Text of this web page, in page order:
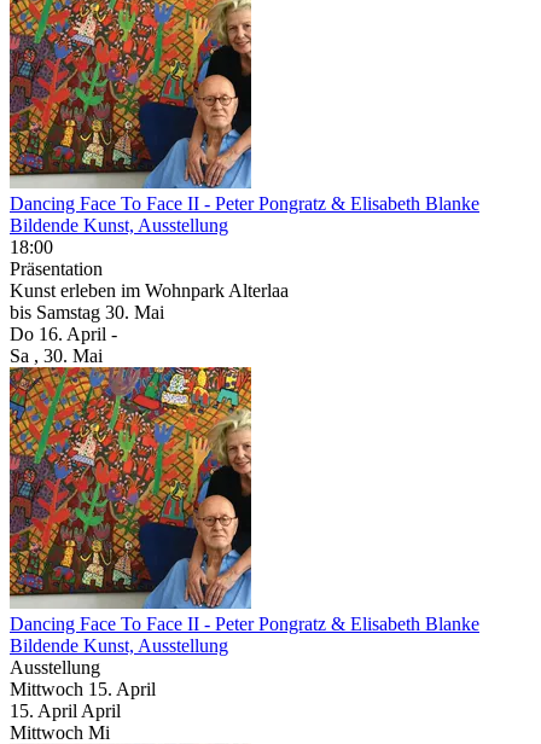
Dancing Face To Face II - Peter Pongratz & Elisabeth Blanke
Bildende Kunst, Ausstellung
18:00
Präsentation
Kunst erleben im Wohnpark Alterlaa
bis Samstag 30. Mai
Do 16. April -
Sa , 30. Mai
Dancing Face To Face II - Peter Pongratz & Elisabeth Blanke
Bildende Kunst, Ausstellung
Ausstellung
Mittwoch 15. April
15. April April
Mittwoch Mi